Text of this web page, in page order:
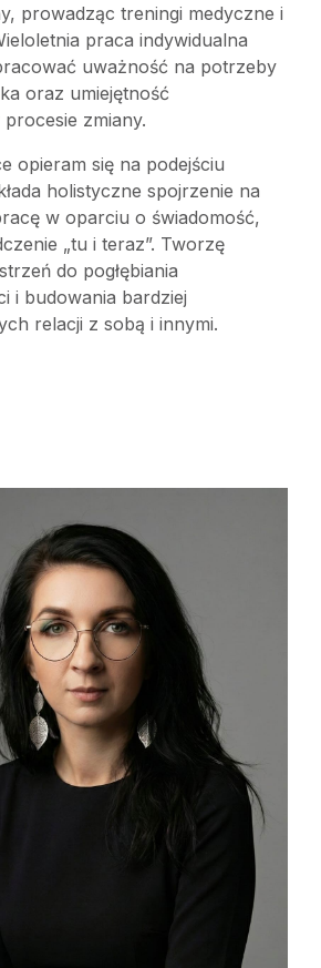
prowadząc treningi medyczne i
praca indywidualna
uważność na potrzeby
oraz umiejętność
zmiany.
opieram się na podejściu
holistyczne spojrzenie na
w oparciu o świadomość,
„tu i teraz”. Tworzę
do pogłębiania
i budowania bardziej
relacji z sobą i innymi.